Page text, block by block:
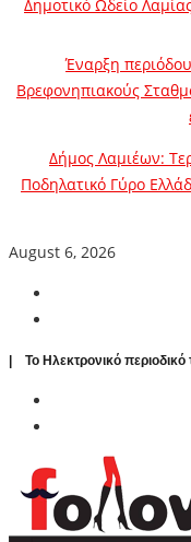
Δημοτικό Ωδείο
Έναρξη
Βρεφονηπιακούς
Δήμος Λαμιέων:
Ποδηλατικό Γύρο
August 6, 2026
| To Ηλεκτρονικό περιοδικό